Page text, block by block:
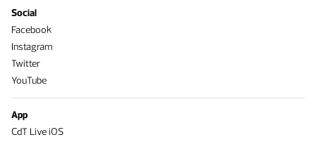
Social
Facebook
Instagram
Twitter
YouTube
App
CdT Live iOS